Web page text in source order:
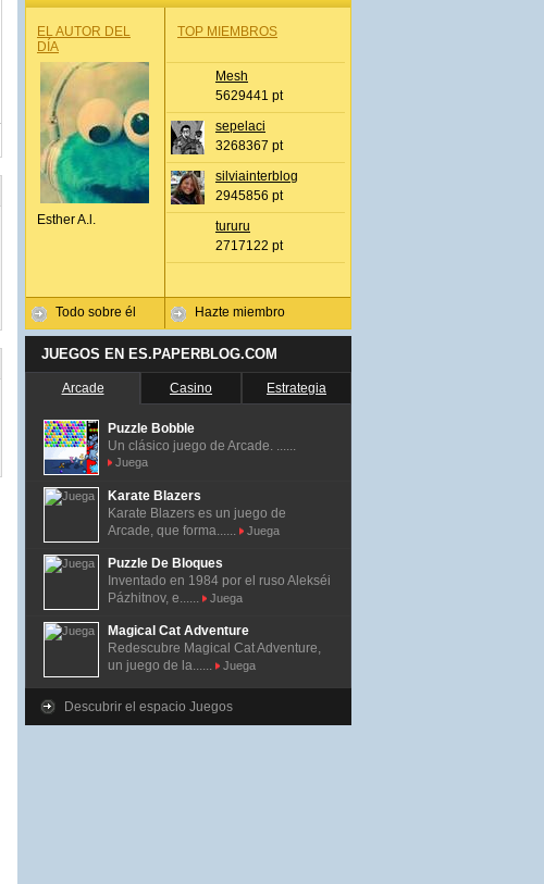
EL AUTOR DEL
DÍA
Esther A.l.
Todo sobre él
TOP MIEMBROS
Mesh
5629441 pt
sepelaci
3268367 pt
silviainterblog
2945856 pt
tururu
2717122 pt
Hazte miembro
JUEGOS EN ES.PAPERBLOG.COM
Arcade Casino Estrategia
Puzzle Bobble
Un clásico juego de Arcade. ......
Juega
Karate Blazers
Karate Blazers es un juego de
Arcade, que forma......
Juega
Puzzle De Bloques
Inventado en 1984 por el ruso Alekséi
Pázhitnov, e......
Juega
Magical Cat Adventure
Redescubre Magical Cat Adventure,
un juego de la......
Juega
Descubrir el espacio Juegos